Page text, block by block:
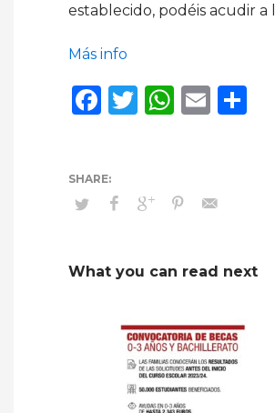
establecido, podéis acudir
Más info
Facebook
Twitter
What you can read next